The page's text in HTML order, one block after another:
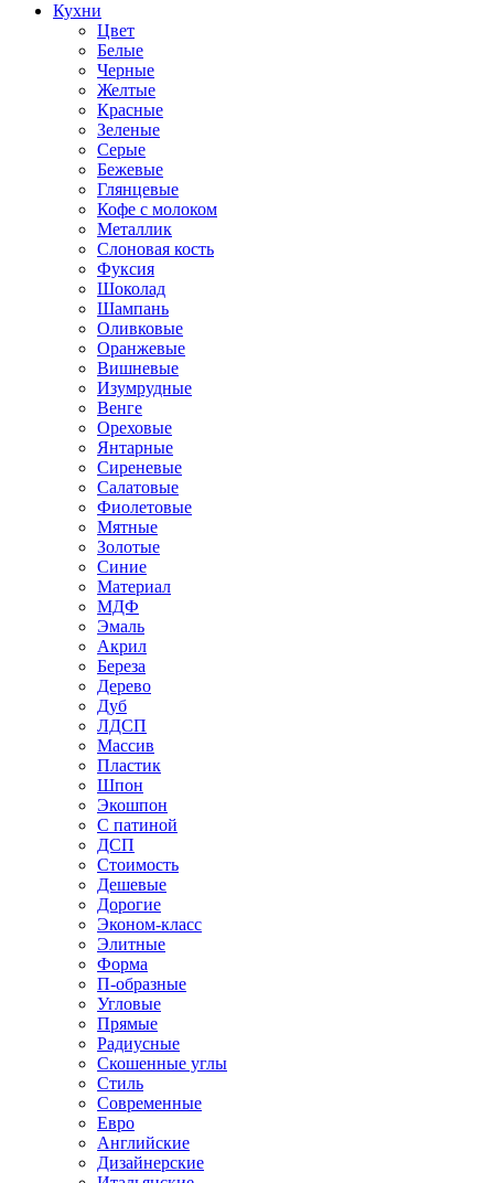
Кухни
Цвет
Белые
Черные
Желтые
Красные
Зеленые
Серые
Бежевые
Глянцевые
Кофе с молоком
Металлик
Слоновая кость
Фуксия
Шоколад
Шампань
Оливковые
Оранжевые
Вишневые
Изумрудные
Венге
Ореховые
Янтарные
Сиреневые
Салатовые
Фиолетовые
Мятные
Золотые
Синие
Материал
МДФ
Эмаль
Акрил
Береза
Дерево
Дуб
ЛДСП
Массив
Пластик
Шпон
Экошпон
С патиной
ДСП
Стоимость
Дешевые
Дорогие
Эконом-класс
Элитные
Форма
П-образные
Угловые
Прямые
Радиусные
Скошенные углы
Стиль
Современные
Евро
Английские
Дизайнерские